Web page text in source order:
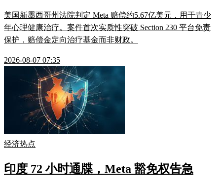
美国新墨西哥州法院判定 Meta 赔偿约5.67亿美元，用于青少
年心理健康治疗。案件首次实质性突破 Section 230 平台免责
保护，赔偿金定向治疗基金而非财政。
2026-08-07 07:35
经济热点
印度 72 小时通牒，Meta 豁免权告急